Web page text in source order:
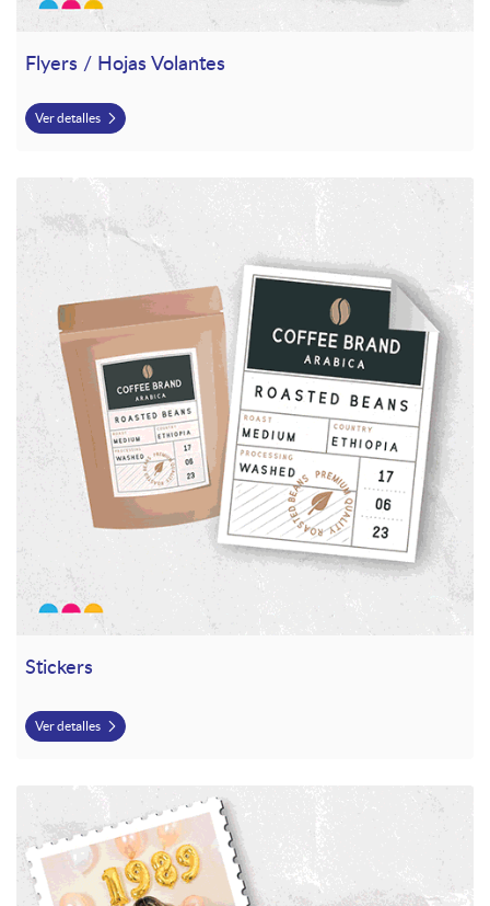
Flyers / Hojas Volantes
Ver detalles
Stickers
Ver detalles
Ver detalles Fotografías